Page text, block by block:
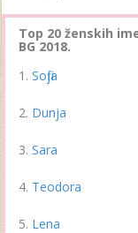
Top 20 ženskih
BG 2018.
Sofija
Dunja
Sara
Teodora
Lena